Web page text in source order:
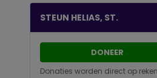
STEUN HELIAS, ST.
DONEER
Donaties worden direct op